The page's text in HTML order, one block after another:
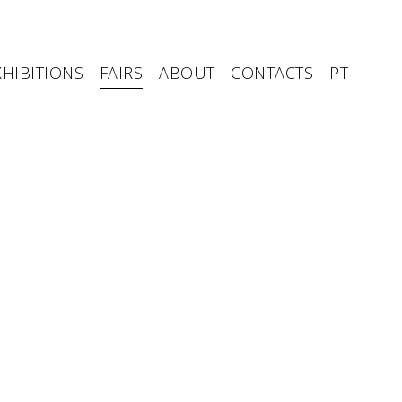
FAIRS ABOUT CONTACTS PT